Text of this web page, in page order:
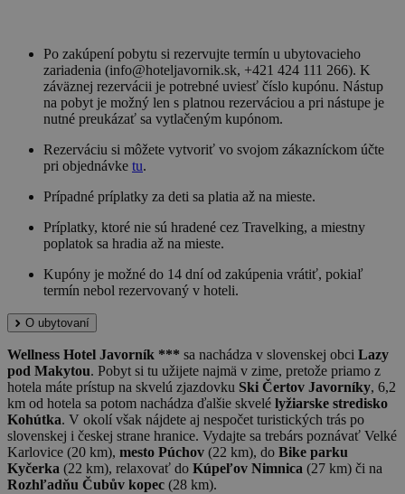
Po zakúpení pobytu si rezervujte termín u ubytovacieho
zariadenia (info@hoteljavornik.sk, +421 424 111 266). K
záväznej rezervácii je potrebné uviesť číslo kupónu. Nástup
na pobyt je možný len s platnou rezerváciou a pri nástupe je
nutné preukázať sa vytlačeným kupónom.
Rezerváciu si môžete vytvoriť vo svojom zákazníckom účte
pri objednávke tu.
Prípadné príplatky za deti sa platia až na mieste.
Príplatky, ktoré nie sú hradené cez Travelking, a miestny
poplatok sa hradia až na mieste.
Kupóny je možné do 14 dní od zakúpenia vrátiť, pokiaľ
termín nebol rezervovaný v hoteli.
O ubytovaní
Wellness Hotel Javorník *** sa nachádza v slovenskej obci Lazy
pod Makytou. Pobyt si tu užijete najmä v zime, pretože priamo z
hotela máte prístup na skvelú zjazdovku Ski Čertov Javorníky, 6,2
km od hotela sa potom nachádza ďalšie skvelé lyžiarske stredisko
Kohútka. V okolí však nájdete aj nespočet turistických trás po
slovenskej i českej strane hranice. Vydajte sa trebárs poznávať Velké
Karlovice (20 km), mesto Púchov (22 km), do Bike parku
Kyčerka (22 km), relaxovať do Kúpeľov Nimnica (27 km) či na
Rozhľadňu Čubův kopec (28 km).